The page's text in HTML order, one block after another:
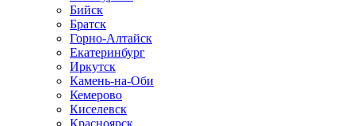
Бийск
Братск
Горно-Алтайск
Екатеринбург
Иркутск
Камень-на-Оби
Кемерово
Киселевск
Красноярск